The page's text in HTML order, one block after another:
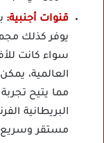
قنوات أجنبية:
يوفر كذلك
سواء كانت
العالمية،
مما يتيح
البريطانية
مستقر وسريع،